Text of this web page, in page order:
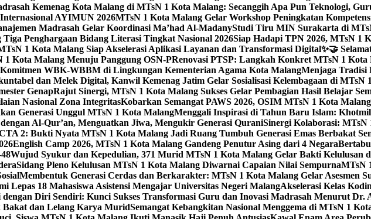
Kemenag Kota Malang di MTsN 1 Kota Malang: Secanggih Apa Pun Teknologi,
AYIMUN 2026MTsN 1 Kota Malang Gelar Workshop Peningkatan
Madrasah Gelar Koordinasi Ma’had Al-MadanyStudi Tiru MIN Surakarta di
Penghargaan Bidang Literasi Tingkat Nasional 2026Siap Hadapi TPN 2026, MTsN 1
1 Kota Malang Siap Akselerasi Aplikasi Layanan dan Transformasi Digital✨🤝
Kota Malang Menuju Panggung OSN-PRenovasi PTSP: Langkah Konkret MTsN 1
WBK-WBBM di Lingkungan Kementerian Agama Kota MalangMenjaga Tradisi
dan Melek Digital, Kanwil Kemenag Jatim Gelar Sosialisasi Kelembagaan di MTsN
GenapRajut Sinergi, MTsN 1 Kota Malang Sukses Gelar Pembagian Hasil Belajar
Nasional Zona IntegritasKobarkan Semangat PAWS 2026, OSIM MTsN 1 Kota
Generasi Unggul MTsN 1 Kota MalangMenggali Inspirasi di Tahun Baru Islam:
Al-Qur’an, Menguatkan Jiwa, Mengukir Generasi QuraniSinergi Kolaborasi: MTsN
2: Bukti Nyata MTsN 1 Kota Malang Jadi Ruang Tumbuh Generasi Emas Berbakat
English Camp 2026, MTsN 1 Kota Malang Gandeng Penutur Asing dari 4 Negara
Wujud Syukur dan Kepedulian, 371 Murid MTsN 1 Kota Malang Gelar Bakti Kelulusan
Sidang Pleno Kelulusan MTsN 1 Kota Malang Diwarnai Capaian Nilai SempurnaMTsN
Membentuk Generasi Cerdas dan Berkarakter: MTsN 1 Kota Malang Gelar Asesmen
Lepas 18 Mahasiswa Asistensi Mengajar Universitas Negeri MalangAkselerasi Kelas
dengan Diri Sendiri: Kunci Sukses Transformasi Guru dan Inovasi Madrasah Menurut
dan Lelang Karya MuridSemangat Kebangkitan Nasional Menggema di MTsN 1